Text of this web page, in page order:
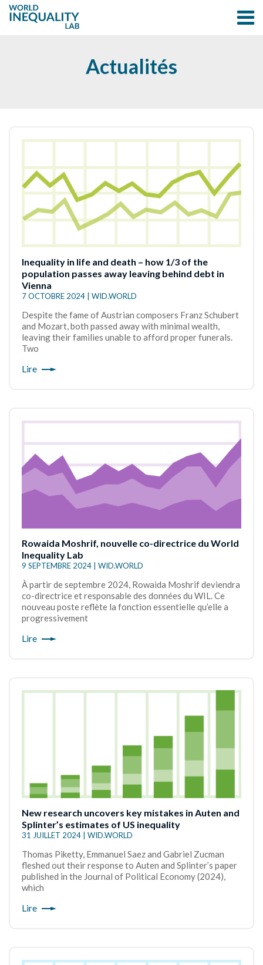
Actualités
Inequality in life and death – how 1/3 of the
population passes away leaving behind debt in
Vienna
7 OCTOBRE 2024 | WID.WORLD
Despite the fame of Austrian composers Franz Schubert
and Mozart, both passed away with minimal wealth,
leaving their families unable to afford proper funerals.
Two
Lire
Rowaida Moshrif, nouvelle co-directrice du World
Inequality Lab
9 SEPTEMBRE 2024 | WID.WORLD
À partir de septembre 2024, Rowaida Moshrif deviendra
co-directrice et responsable des données du WIL. Ce
nouveau poste reflète la fonction essentielle qu’elle a
progressivement
Lire
New research uncovers key mistakes in Auten and
Splinter’s estimates of US inequality
31 JUILLET 2024 | WID.WORLD
Thomas Piketty, Emmanuel Saez and Gabriel Zucman
fleshed out their response to Auten and Splinter’s paper
published in the Journal of Political Economy (2024),
which
Lire